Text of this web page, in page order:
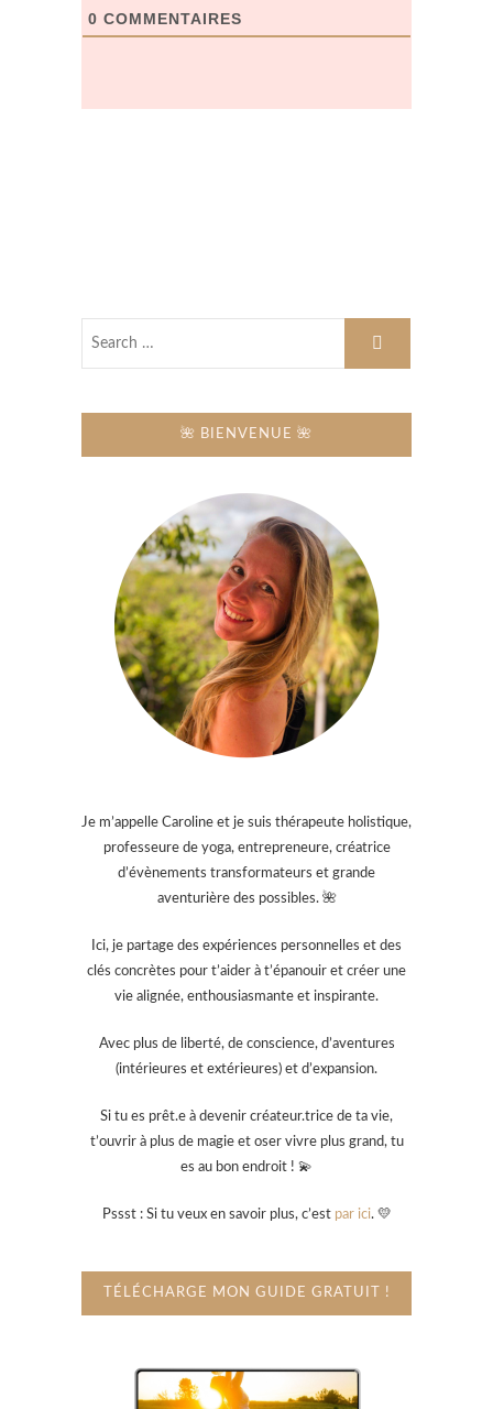
0 COMMENTAIRES
🌺 BIENVENUE 🌺
Je m’appelle Caroline et je suis thérapeute holistique,
professeure de yoga, entrepreneure, créatrice
d’évènements transformateurs et grande
aventurière des possibles. 🌺
Ici, je partage des expériences personnelles et des
clés concrètes pour t’aider à t’épanouir et créer une
vie alignée, enthousiasmante et inspirante.
Avec plus de liberté, de conscience, d’aventures
(intérieures et extérieures) et d’expansion.
Si tu es prêt.e à devenir créateur.trice de ta vie,
t’ouvrir à plus de magie et oser vivre plus grand, tu
es au bon endroit ! 💫
Pssst : Si tu veux en savoir plus, c’est par ici. 💛
TÉLÉCHARGE MON GUIDE GRATUIT !